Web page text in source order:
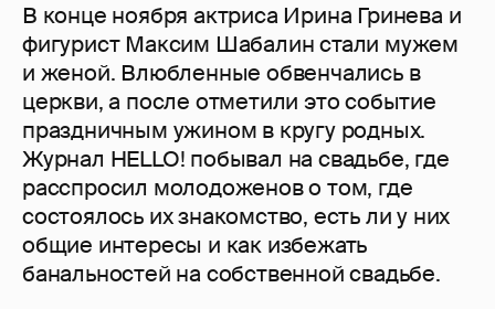
В конце ноября актриса Ирина Гринева и
фигурист Максим Шабалин стали мужем
и женой. Влюбленные обвенчались в
церкви, а после отметили это событие
праздничным ужином в кругу родных.
Журнал HELLO! побывал на свадьбе, где
расспросил молодоженов о том, где
состоялось их знакомство, есть ли у них
общие интересы и как избежать
банальностей на собственной свадьбе.